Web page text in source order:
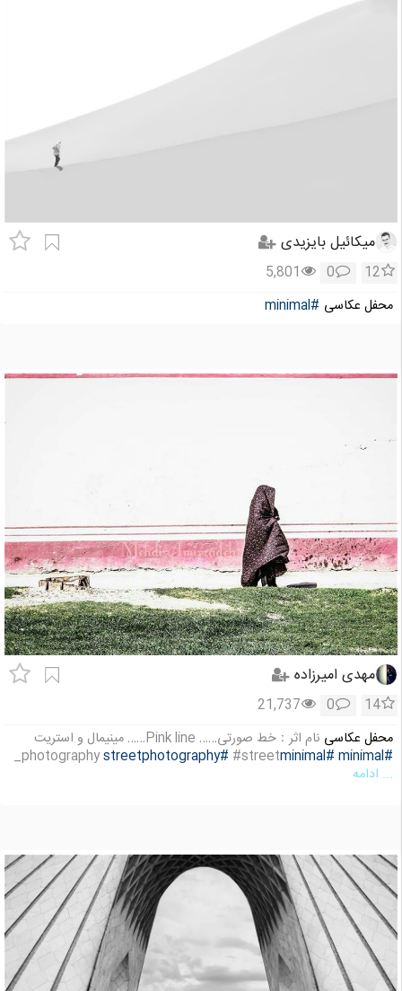
میکائیل بایزیدی
12
0
5,801
محفل عکاسی #minimal
مهدی امیرزاده
14
0
21,737
محفل عکاسی نام اثر：خط صورتی…… Pink line…… مینیمال و استریت
#minimal
#minimal
photography #streetphotography #street_
... ادامه